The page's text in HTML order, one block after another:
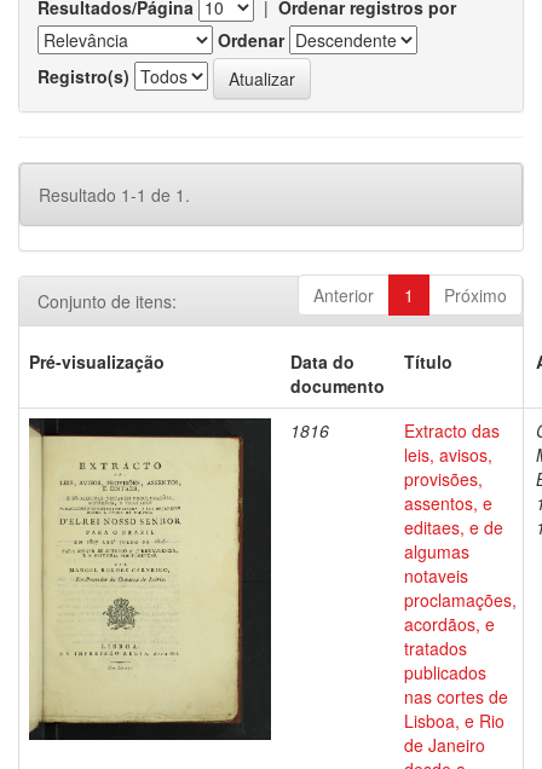
Resultados/Página | Ordenar registros por
Ordenar
Registro(s)
Resultado 1-1 de 1.
Anterior 1 Próximo
Conjunto de itens:
Pré-visualização
Data do
documento
Título
1816
Extracto das
leis, avisos,
provisões,
assentos, e
editaes, e de
algumas
notaveis
proclamações,
acordãos, e
tratados
publicados
nas cortes de
Lisboa, e Rio
de Janeiro